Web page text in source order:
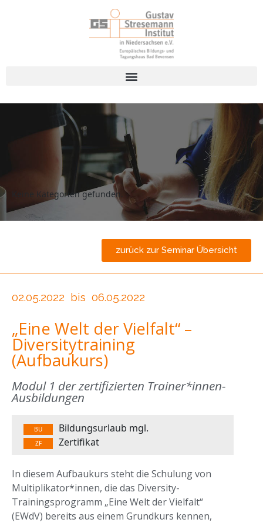
Keine Kategorien gefunden.
zurück zur Seminar Übersicht
02.05.2022 bis 06.05.2022
„Eine Welt der Vielfalt“ –
Diversitytraining
(Aufbaukurs)
Modul 1 der zertifizierten Trainer*innen-
Ausbildungen
BU Bildungsurlaub mgl.
ZF Zertifikat
In diesem Aufbaukurs steht die Schulung von
Multiplikator*innen, die das Diversity-
Trainingsprogramm „Eine Welt der Vielfalt“
(EWdV) bereits aus einem Grundkurs kennen,